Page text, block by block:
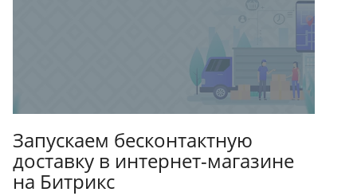
Запускаем бесконтактную
доставку в интернет-магазине
на Битрикс